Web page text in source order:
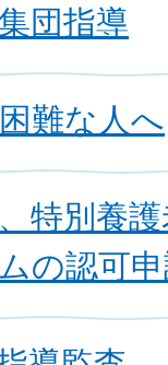
団指導
難な人へ
特別養
の認可